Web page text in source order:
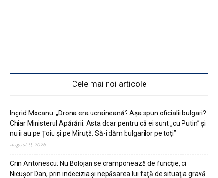
Cele mai noi articole
Ingrid Mocanu: „Drona era ucraineană? Așa spun oficialii bulgari?
Chiar Ministerul Apărării. Asta doar pentru că ei sunt „cu Putin” și
nu îi au pe Țoiu și pe Miruță. Să-i dăm bulgarilor pe toți”
august 9, 2026
Crin Antonescu: Nu Bolojan se cramponează de funcţie, ci
Nicuşor Dan, prin indecizia şi nepăsarea lui faţă de situaţia gravă